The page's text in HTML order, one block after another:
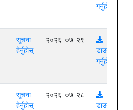
गर्नुहोस्
सूचना
हेर्नुहोस्
२०२६-०७-२९
डाउनलोड
गर्नुहोस्
सूचना
हेर्नुहोस्
२०२६-०७-२८
डाउनलोड